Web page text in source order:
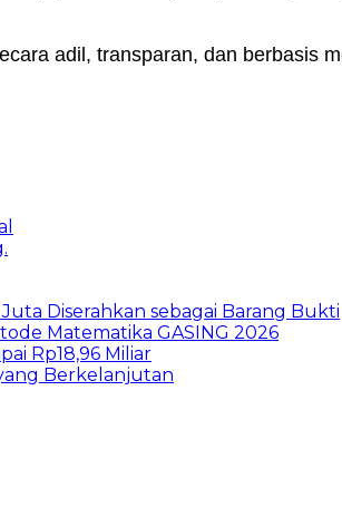
adil, transparan, dan berbasis
Diserahkan sebagai Barang Bukti
Matematika GASING 2026
Rp18,96 Miliar
Berkelanjutan